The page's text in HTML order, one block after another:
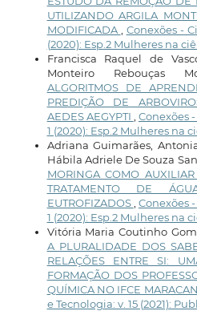
UTILIZANDO ARGILA
MODIFICADA
Conexões -
(2020): Esp.2 Mulheres na
Francisca Raquel de
Monteiro Rebouças
ALGORITMOS DE
PREDIÇÃO DE
AEDES AEGYPTI
Conexões
1 (2020): Esp.2 Mulheres na
Adriana Guimarães,
Hábila Adriele De Souza
MORINGA COMO
TRATAMENTO DE
EUTROFIZADOS Conexões
1 (2020): Esp.2 Mulheres na
Vitória Maria Coutinho
A PLURALIDADE DOS
RELAÇÕES ENTRE SI:
FORMAÇÃO DOS
QUÍMICA NO IFCE
e Tecnologia: v. 15 (2021):